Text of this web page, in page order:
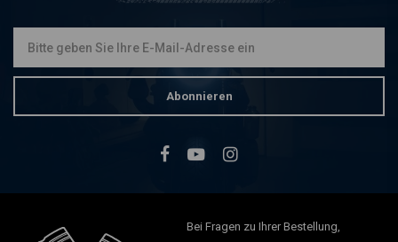
Abonnieren
Bei Fragen zu Ihrer Bestellung,